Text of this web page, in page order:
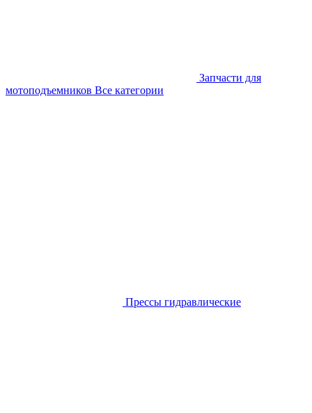
Запчасти для
мотоподъемников Все категории
Прессы гидравлические